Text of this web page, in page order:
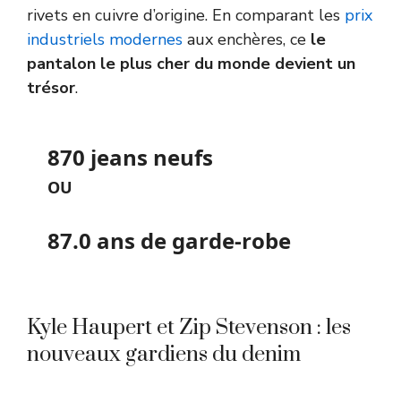
rivets en cuivre d’origine. En comparant les prix
industriels modernes aux enchères, ce le
pantalon le plus cher du monde devient un
trésor.
870 jeans neufs
OU
87.0 ans de garde-robe
Kyle Haupert et Zip Stevenson : les
nouveaux gardiens du denim